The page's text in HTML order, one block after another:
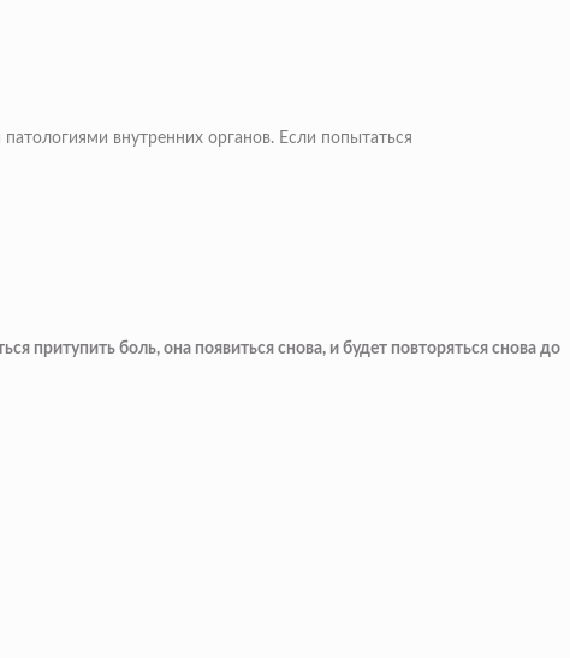
внутренних органов. Если попытаться
притупить боль, она появиться снова, и будет повторяться снова до